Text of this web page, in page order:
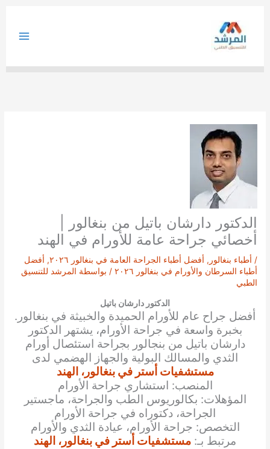
الدكتور دارشان باتيل من بنغالور |
أخصائي جراحة عامة للأورام في الهند
/ أطباء بنغالور , أفضل أطباء الجراحة العامة في بنغالور ٢٠٢٦ , أفضل
أطباء السرطان والأورام في بنغالور ٢٠٢٦
/ بواسطة المرشد للتنسيق
الطبي
الدكتور دارشان باتيل
أفضل جراح عام للأورام الحميدة والخبيثة في بنغالور.
بخبرة واسعة في جراحة الأورام، يشتهر الدكتور
دارشان باتيل من بنجالور بجراحة استئصال أورام
الثدي والمسالك البولية والجهاز الهضمي لدى
مستشفيات أستر في بنغالور، الهند
المنصب: استشاري جراحة الأورام
المؤهلات: بكالوريوس الطب والجراحة، ماجستير
الجراحة، دكتوراه في جراحة الأورام
التخصص: جراحة الأورام، عيادة الثدي والأورام
مرتبط بـ: مستشفيات أستر في بنغالور، الهند